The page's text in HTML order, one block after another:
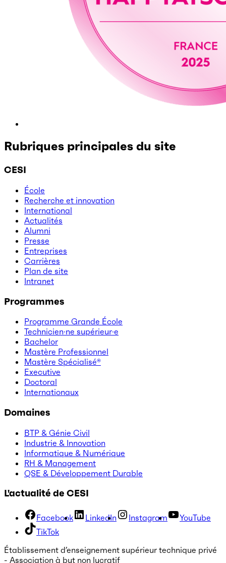
Rubriques principales du site
CESI
École
Recherche et innovation
International
Actualités
Alumni
Presse
Entreprises
Carrières
Plan de site
Intranet
Programmes
Programme Grande École
Technicien·ne supérieur·e
Bachelor
Mastère Professionnel
Mastère Spécialisé®
Executive
Doctoral
Internationaux
Domaines
BTP & Génie Civil
Industrie & Innovation
Informatique & Numérique
RH & Management
QSE & Développement Durable
L'actualité de CESI
Facebook LinkedIn Instagram
YouTube
TikTok
Établissement d’enseignement supérieur technique privé
- Association à but non lucratif